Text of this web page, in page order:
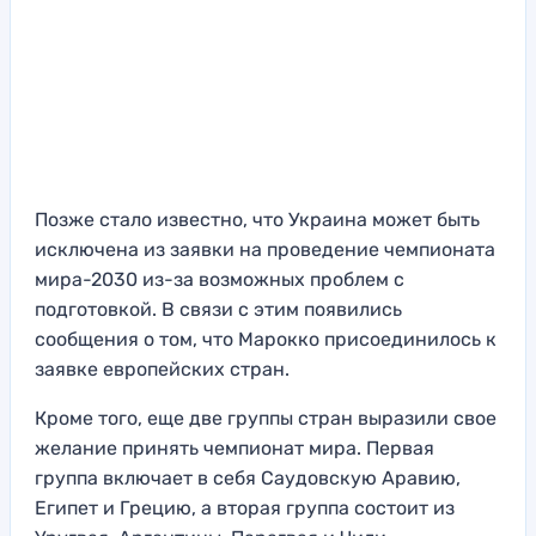
Позже стало известно, что Украина может быть
исключена из заявки на проведение чемпионата
мира-2030 из-за возможных проблем с
подготовкой. В связи с этим появились
сообщения о том, что Марокко присоединилось к
заявке европейских стран.
Кроме того, еще две группы стран выразили свое
желание принять чемпионат мира. Первая
группа включает в себя Саудовскую Аравию,
Египет и Грецию, а вторая группа состоит из